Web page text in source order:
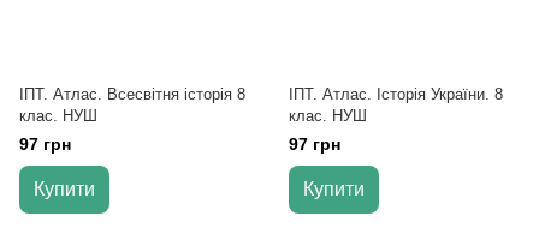
ІПТ. Атлас. Всесвітня історія 8
клас. НУШ
97 грн
Купити
ІПТ. Атлас. Історія України. 8
клас. НУШ
97 грн
Купити